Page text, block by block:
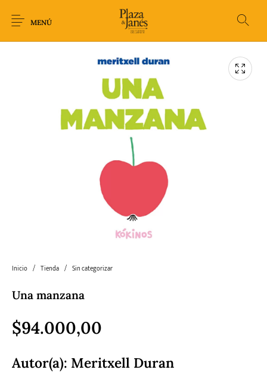
MENÚ
Arqueología Arte
Ficción Filosofía
Humor gráfico-
Literatura juvenil
Inicio / Tienda / Sin categorizar
Una manzana
$94.000,00
Autor(a): Meritxell Duran